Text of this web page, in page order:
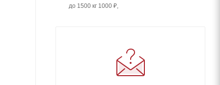
до 1500 кг 1000 ₽,